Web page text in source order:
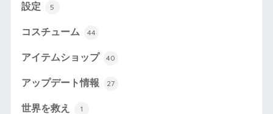
設定 5
コスチューム 44
アイテムショップ 40
アップデート情報 27
世界を救え 1